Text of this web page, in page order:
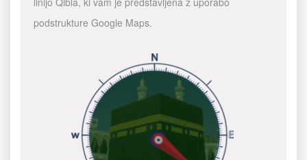
podstrukture Google Maps.